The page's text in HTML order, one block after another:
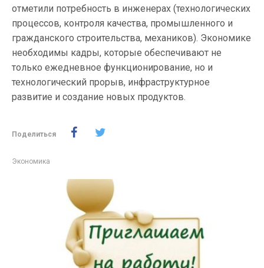
отметили потребность в инженерах (технологических
процессов, контроля качества, промышленного и
гражданского строительства, механиков). Экономике
необходимы кадры, которые обеспечивают не
только ежедневное функционирование, но и
технологический прорыв, инфраструктурное
развитие и создание новых продуктов.
Поделиться
Экономика